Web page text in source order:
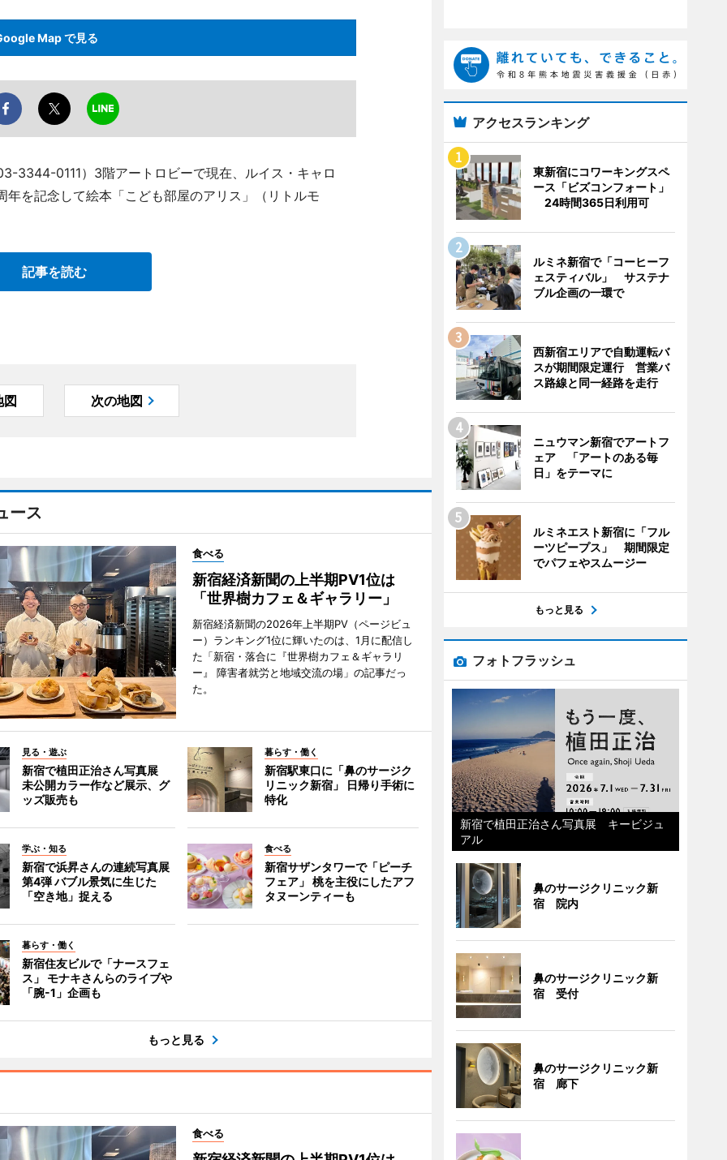
Map で見る
3344-0111）3階アートロビーで現在、ルイス・キャロ
を記念して絵本「こども部屋のアリス」（リトルモ
記事を読む
図 次の地図
ース
食べる
新宿経済新聞の上半期PV1位は
「世界樹カフェ＆ギャラリー」
新宿経済新聞の2026年上半期PV（ページビュ
ー）ランキング1位に輝いたのは、1月に配信し
た「新宿・落合に『世界樹カフェ＆ギャラリ
ー』 障害者就労と地域交流の場」の記事だっ
た。
見る・遊ぶ
新宿で植田正治さん写真展
未公開カラー作など展示、グ
ッズ販売も
暮らす・働く
新宿駅東口に「鼻のサージク
リニック新宿」 日帰り手術に
特化
学ぶ・知る
新宿で浜昇さんの連続写真展
第4弾 バブル景気に生じた
「空き地」捉える
食べる
新宿サザンタワーで「ピーチ
フェア」 桃を主役にしたアフ
タヌーンティーも
暮らす・働く
新宿住友ビルで「ナースフェ
ス」 モナキさんらのライブや
「腕-1」企画も
もっと見る
食べる
アクセスランキング
東新宿にコワーキングスペ
ース「ビズコンフォート」
24時間365日利用可
ルミネ新宿で「コーヒーフ
ェスティバル」 サステナ
ブル企画の一環で
西新宿エリアで自動運転バ
スが期間限定運行 営業バ
ス路線と同一経路を走行
ニュウマン新宿でアートフ
ェア 「アートのある毎
日」をテーマに
ルミネエスト新宿に「フル
ーツピープス」 期間限定
でパフェやスムージー
もっと見る
フォトフラッシュ
新宿で植田正治さん写真展 キービジュ
アル
鼻のサージクリニック新
宿 院内
鼻のサージクリニック新
宿 受付
鼻のサージクリニック新
宿 廊下